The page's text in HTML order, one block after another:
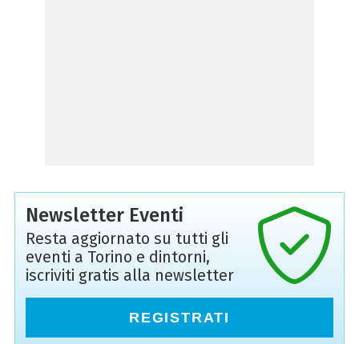
Newsletter Eventi
Resta aggiornato su tutti gli
eventi a Torino e dintorni,
iscriviti gratis alla newsletter
REGISTRATI